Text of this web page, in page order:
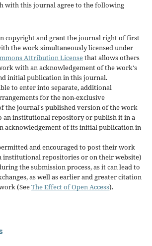
with this journal agree to the following
copyright and grant the journal right of first
the work simultaneously licensed under
Attribution Licensethat allows others
with an acknowledgement of the work's
initial publication in this journal.
to enter into separate, additional
for the non-exclusive
the journal's published version of the work
an institutional repository or publish it in a
acknowledgement of its initial publication in
and encouraged to post their work
institutional repositories or on their website)
the submission process, as it can lead to
as well as earlier and greater citation
(SeeThe Effect of Open Access).